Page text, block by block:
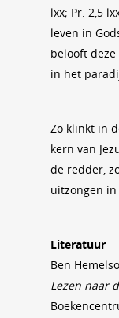
lxx; Pr. 2,5
leven in
belooft
in het
Zo klinkt in
kern van
de redder,
uitzongen
Literatuur
Ben
Lezen naar